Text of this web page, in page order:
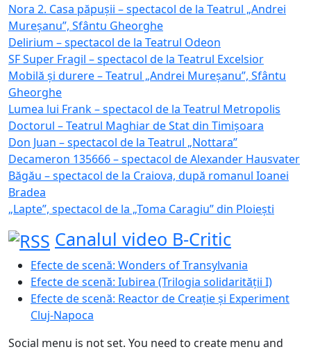
Nora 2. Casa păpușii – spectacol de la Teatrul „Andrei
Mureșanu”, Sfântu Gheorghe
Delirium – spectacol de la Teatrul Odeon
SF Super Fragil – spectacol de la Teatrul Excelsior
Mobilă și durere – Teatrul „Andrei Mureșanu”, Sfântu
Gheorghe
Lumea lui Frank – spectacol de la Teatrul Metropolis
Doctorul – Teatrul Maghiar de Stat din Timișoara
Don Juan – spectacol de la Teatrul „Nottara”
Decameron 135666 – spectacol de Alexander Hausvater
Băgău – spectacol de la Craiova, după romanul Ioanei
Bradea
„Lapte”, spectacol de la „Toma Caragiu” din Ploiești
Canalul video B-Critic
Efecte de scenă: Wonders of Transylvania
Efecte de scenă: Iubirea (Trilogia solidarității I)
Efecte de scenă: Reactor de Creație și Experiment
Cluj-Napoca
Social menu is not set. You need to create menu and